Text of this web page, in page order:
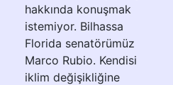
hakkında konuşmak
istemiyor. Bilhassa
Florida senatörümüz
Marco Rubio. Kendisi
iklim değişikliğine